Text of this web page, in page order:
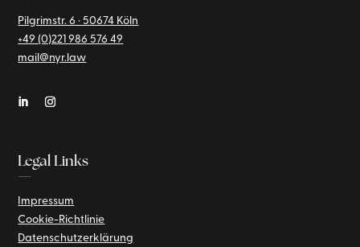
Pilgrimstr. 6 · 50674 Köln
+49 (0)221986 576 49
mail@nyr.law
Legal Links
—
Impressum
Cookie-Richtlinie
Datenschutzerklärung